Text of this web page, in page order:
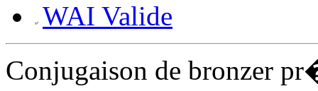
WAI Valide
Conjugaison de bronzer